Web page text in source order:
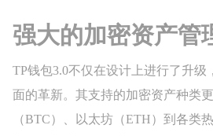
强大的加密资产管
TP钱包3.0不仅在设计上进行了升级
面的革新。其支持的加密资产种类
（BTC）、以太坊（ETH）到各类